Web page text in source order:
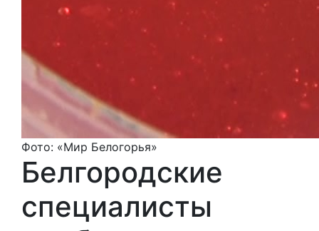
Фото: «Мир Белогорья»
Белгородские
специалисты